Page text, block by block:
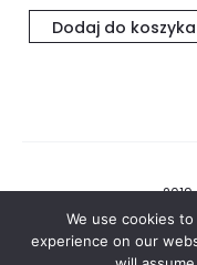
Dodaj do koszyka
We use cookies
experience on our